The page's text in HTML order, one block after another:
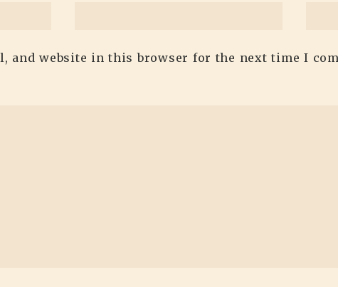
and website in this browser for the next time I